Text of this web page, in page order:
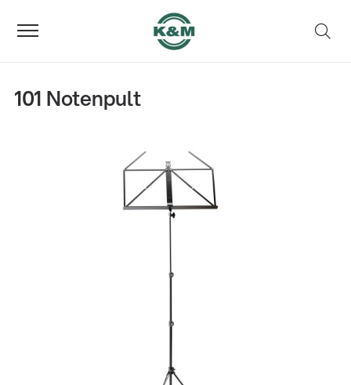
101 Notenpult